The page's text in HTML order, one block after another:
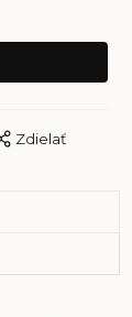
Zdielať